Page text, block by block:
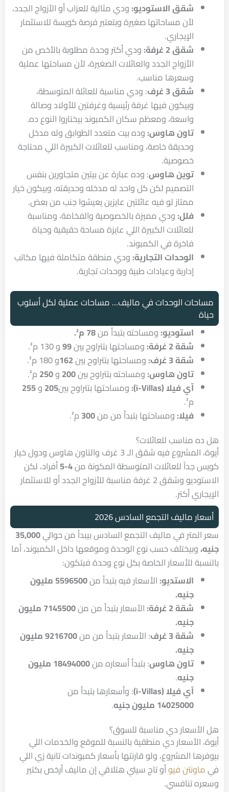
شقق الاستوديو: ودي مثالية للعزاب أو الأزواج الجدد،
لأن مساحاتها صغيرة وبتعتبر فرصة كويسة للاستثمار
الإيجاري.
شقق 2 غرفة:
ودي أكتر وحدة مطلوبة بالأخص من
الأزواج الجدد والعائلات الصغيرة، لأن مساحتها عملية
وسعرها مناسب.
شقق 3 غرف
: ودي مناسبة للعائلة المتوسطة،
وبيكون فيها غرفة رئيسية وغرفتين للأولاد وصالة
واسعة، ومعظم سكان الكمبوند بيختاروا النوع ده.
تاون هاوس: وده بيت متعدد الطوابق وله مدخل
وحديقة خاصة، ومناسب للعائلات الكبيرة اللي محتاجة
خصوصية.
توين هاوس: وده عبارة عن بيتين متجاورين بنفس
التصميم لكن كل واحد له مدخله وحديقته، وبيكون خيار
ممتاز لو فيه عائلتين عايزين يعيشوا جنب من بعض.
فلل: ودي مميزة بالخصوصية والفخامة، ومناسبة
للعائلات الكبيرة اللي عايزة مساحة حقيقية وحياة
فاخرة في الكمبوند.
الوحدات التجارية: ودي منطقة متكاملة فيها مكاتب
إدارية وعيادات طبية ووحدات تجارية.
مساحات الوحدات في ماليف… مساحات عملية لكل أسلوب
حياة
استوديو: ومساحته بتبدأ من78 م².
شقة 2 غرفة:
ومساحتها بتتراوح بين99و130 م².
شقة 3 غرف:
ومساحتها بتتراوح بين162و180 م².
تاون هاوس: ومساحته بتتراوح بين200 و250 م².
آي فيلا (i-Villas)
: ومساحتها بتتراوح بين205 و255
م².
فيلا: ومساحتها بتبدأ من من300 م².
هل ده مناسب للعائلات؟
أيوة، المشروع فيه شقق الـ 3 غرف والتاون هاوس ودول خيار
كويس جداً للعائلات المتوسطة المكونة من
أفراد، لكن
الاستوديو وشقق 2 غرفة مناسبة للأزواج الجدد أو للاستثمار
الإيجاري أكتر.
أسعار ماليف التجمع السادس 2026
سعر المتر في ماليف التجمع السادس بيبدأ من حوالي35,000
جنيه،وبيختلف حسب نوع الوحدة وموقعها داخل الكمبوند، أما
بالنسبة للأسعار الخاصة بكل نوع وحدة فبتكون:
الاستديو: الأسعار فيه بتبدأ من
5596500 مليون
جنيه.
شقة 2 غرفة:
الأسعار بتبدأ من من
7145500 مليون
جنيه.
شقة 3 غرف
: الأسعار بتبدأ من من
9216700 مليون
جنيه.
تاون هاوس: بتبدأ أسعاره من
18494000 مليون
جنيه.
آي فيلا (i-Villas)
: وأسعارها بتبدأ من
14025000 مليون جنيه
.
هل الأسعار دي مناسبة للسوق؟
أيوة، الأسعار دي منطقية بالنسبة للموقع والخدمات اللي
بيوفرها المشروع، ولو قارنتها بأسعار كمبوندات تانية زي اللي
فيماونتن فيوأو تاج سيتي هتلاقي إن ماليف أرخص بكتير
وسعره تنافسي.